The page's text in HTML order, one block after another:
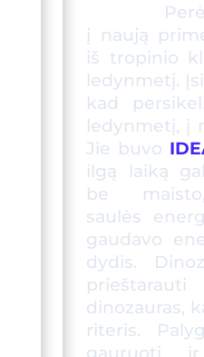
į naują
iš tropinio
ledynmetį.
kad pers
ledynmetį, į
Jie buvo
ilgą laiką
be
saulės
gaudavo
dydis.
dinozauras,
riteris.